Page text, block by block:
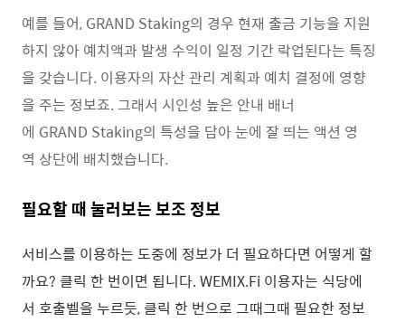
예를 들어, GRAND Staking의 경우 현재 출금 기능을 지원
하지 않아 예치액과 발생 수익이 일정 기간 락업된다는 특징
을 갖습니다. 이용자의 자산 관리 계획과 예치 결정에 영향
을 주는 정보죠. 그래서 시인성 높은 안내 배너
에 GRAND Staking의 특성을 담아 눈에 잘 띄는 액션 영
역 상단에 배치했습니다.
필요할 때 눌러보는 보조 정보
서비스를 이용하는 도중에 정보가 더 필요하다면 어떻게 할
까요? 클릭 한 번이면 됩니다. WEMIX.Fi 이용자는 식당에
서 호출벨을 누르듯, 클릭 한 번으로 그때그때 필요한 정보